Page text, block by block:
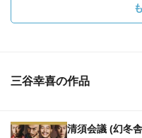
三谷幸喜の作品
清須会議 (幻冬